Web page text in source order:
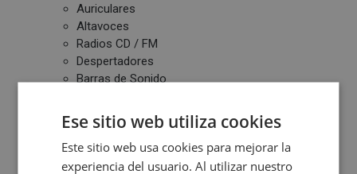
Auriculares
Altavoces
Radios CD / FM
Despertadores
Barras de Sonido
Inalambricos
Equipos de Música
Relojes y Pulseras
Ese sitio web utiliza cookies
Este sitio web usa cookies para mejorar la
experiencia del usuario. Al utilizar nuestro